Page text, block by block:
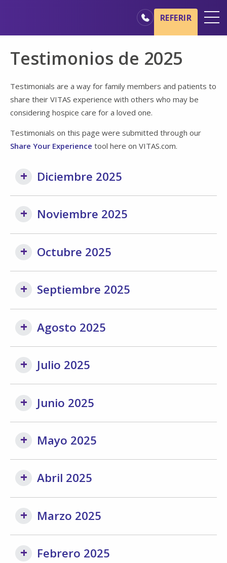
Básicos del cuidado de hospicio
Nuestros servicios
Profesionales médicos
REFERIR
Testimonios de 2025
Testimonials are a way for family members and patients to
share their VITAS experience with others who may be
considering hospice care for a loved one.
Testimonials on this page were submitted through our
Share Your Experience tool here on VITAS.com.
Diciembre 2025
Noviembre 2025
Octubre 2025
Septiembre 2025
Agosto 2025
Julio 2025
Junio 2025
Mayo 2025
Abril 2025
Marzo 2025
Febrero 2025